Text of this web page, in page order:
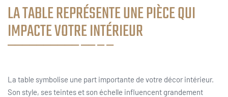
LA TABLE REPRÉSENTE UNE PIÈCE QUI
IMPACTE VOTRE INTÉRIEUR
La table symbolise une part importante de votre décor intérieur.
Son style, ses teintes et son échelle influencent grandement